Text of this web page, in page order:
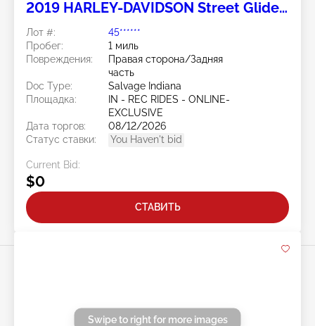
2019 HARLEY-DAVIDSON Street Glide
Лот #:
45******
Пробег:
1 миль
Повреждения:
Правая сторона/Задняя
часть
Doc Type:
Salvage Indiana
Площадка:
IN - REC RIDES - ONLINE-
EXCLUSIVE
Дата торгов:
08/12/2026
Статус ставки:
You Haven't bid
Current Bid:
$0
СТАВИТЬ
Swipe to right for more images